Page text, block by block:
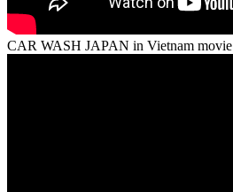
CAR WASH JAPAN in Vietnam movie